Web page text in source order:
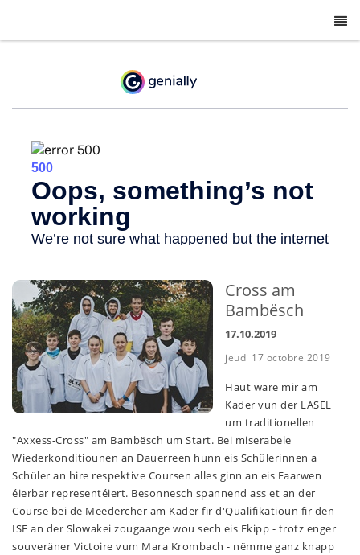
Cross am
Bambësch
17.10.2019
jeudi 17 octobre 2019
Haut ware mir am
Kader vun der LASEL
um traditionellen
"Axxess-Cross" am Bambësch um Start. Bei miserabele
Wiederkonditiounen an Dauerreen hunn eis Schülerinnen a
Schüler an hire respektive Coursen alles ginn an eis Faarwen
éierbar representéiert. Besonnesch spannend ass et an der
Course bei de Meedercher am Kader fir d'Qualifikatioun fir den
ISF an der Slowakei zougaange wou sech eis Ekipp - trotz enger
souveräner Victoire vum Mara Krombach - nëmme ganz knapp